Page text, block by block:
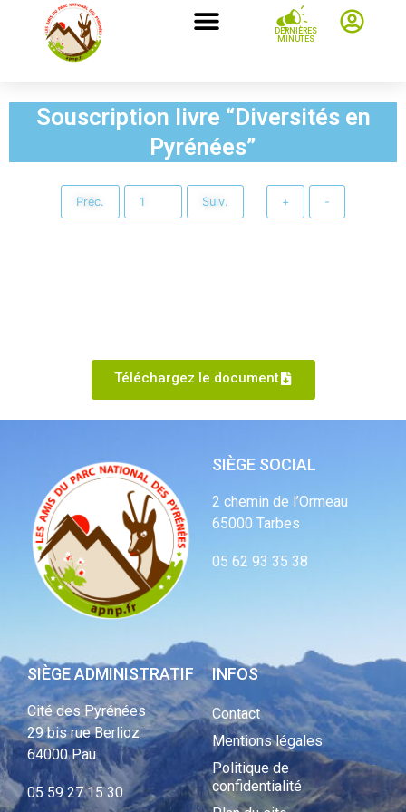
DERNIÈRES
MINUTES
Souscription livre “Diversités en
Pyrénées”
Préc. Suiv. + -
Téléchargez le document
SIÈGE SOCIAL
2 chemin de l’Ormeau
65000 Tarbes
05 62 93 35 38
SIÈGE ADMINISTRATIF
Cité des Pyrénées
29 bis rue Berlioz
64000 Pau
05 59 27 15 30
INFOS
Contact
Mentions légales
Politique de
confidentialité